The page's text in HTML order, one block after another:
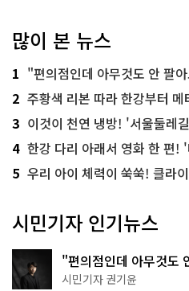
많이 본 뉴스
1 "편의점인데 아무것도 안 팔아요" 서
2 주황색 리본 따라 한강부터 메타세
3 이것이 천연 냉방! '서울둘레
4 한강 다리 아래서 영화 한 편!
5 우리 아이 체력이 쑥쑥! 클라
시민기자 인기뉴스
"편의점인데 아무것도
한 편의점의 정체
시민기자 권기윤